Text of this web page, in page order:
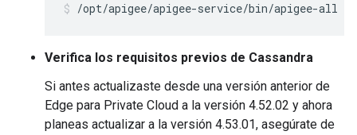
/opt/apigee/apigee-service/bin/apigee-all
Verifica los requisitos previos de Cassandra
Si antes actualizaste desde una versión anterior de
Edge para Private Cloud a la versión 4.52.02 y ahora
planeas actualizar a la versión 4.53.01, asegúrate de